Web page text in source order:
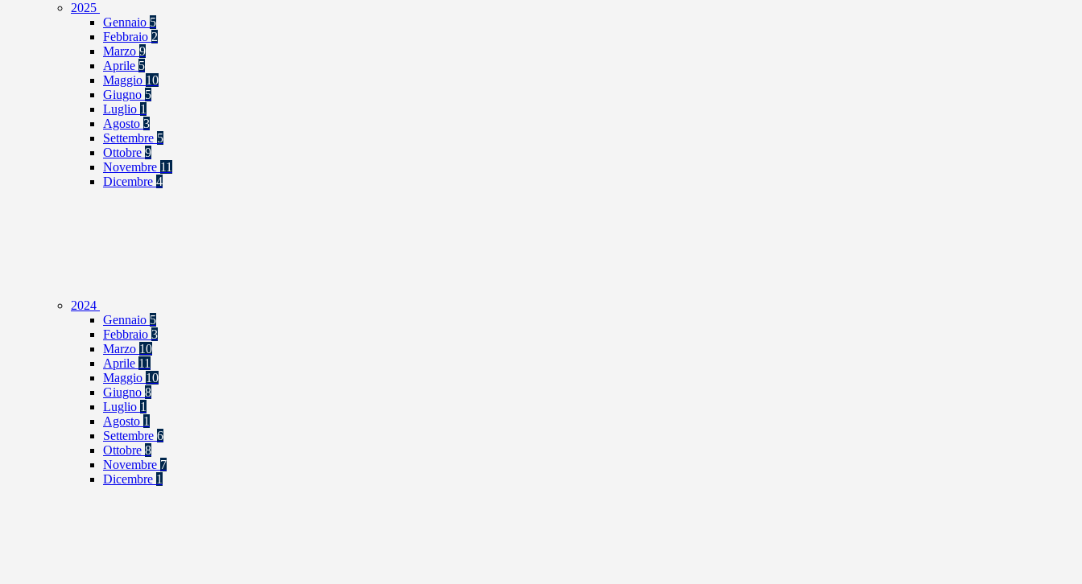
2025
Gennaio 5
Febbraio 2
Marzo 9
Aprile 5
Maggio 10
Giugno 5
Luglio 1
Agosto 3
Settembre 5
Ottobre 9
Novembre 11
Dicembre 4
2024
Gennaio 5
Febbraio 3
Marzo 10
Aprile 11
Maggio 10
Giugno 8
Luglio 1
Agosto 1
Settembre 6
Ottobre 8
Novembre 7
Dicembre 1